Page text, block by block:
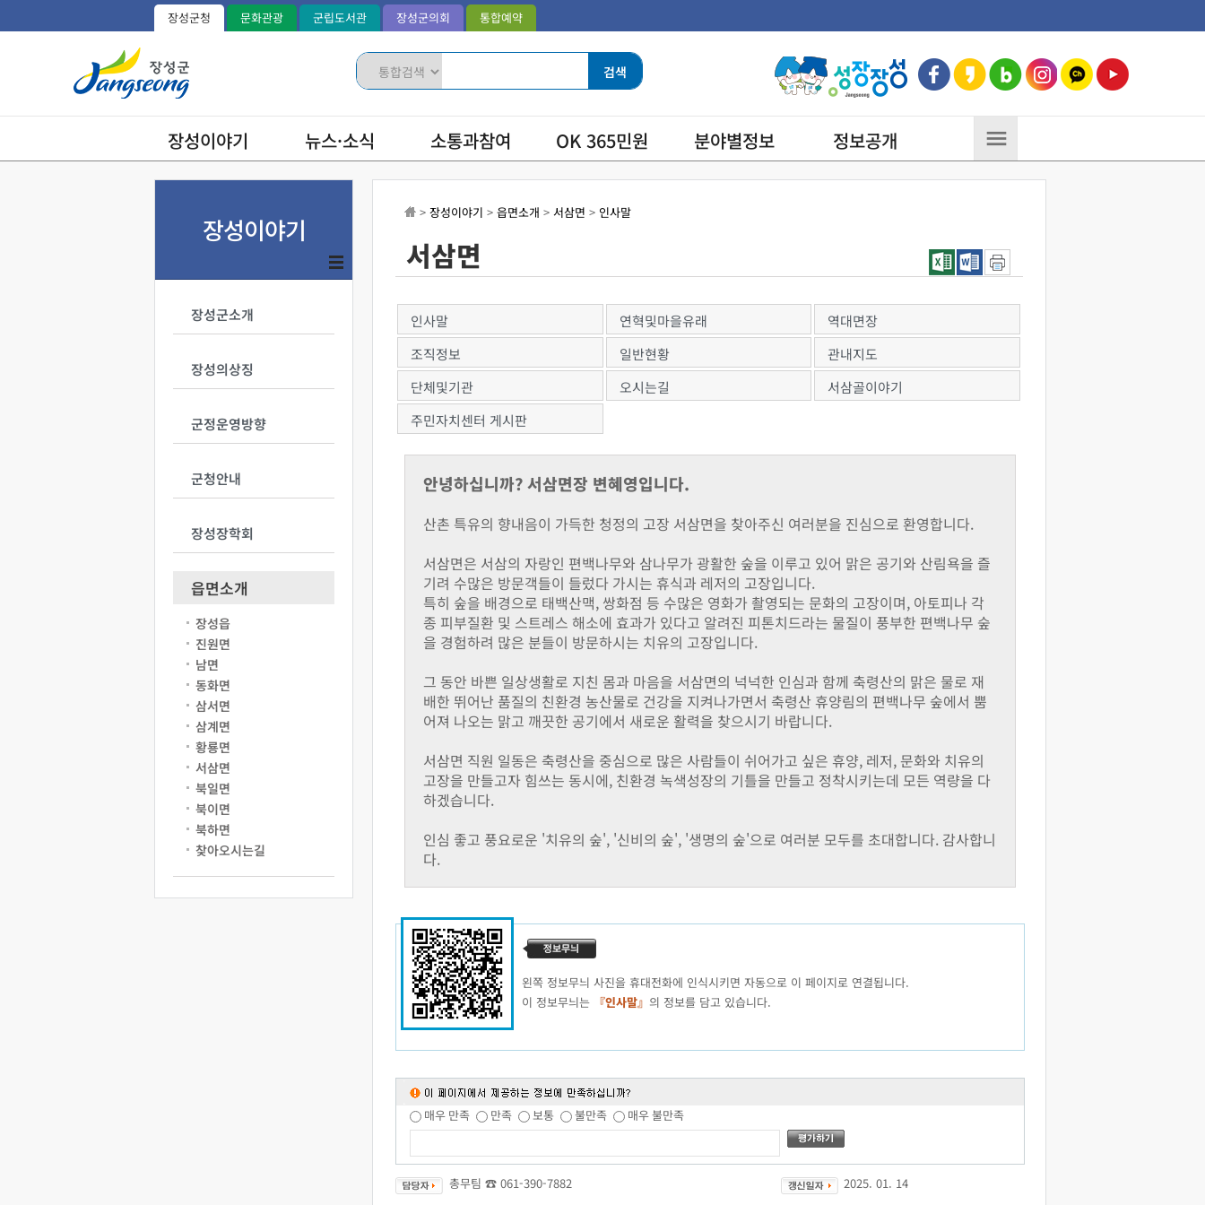
장성군청 문화관광 군립도서관 장성군의회 통합예약
장성이야기 뉴스·소식 소통과참여 OK 365민원 분야별정보 정보공개
장성이야기
장성군소개
장성의상징
군정운영방향
군청안내
장성장학회
읍면소개
장성읍
진원면
남면
동화면
삼서면
삼계면
황룡면
서삼면
북일면
북이면
북하면
찾아오시는길
> 장성이야기 > 읍면소개 > 서삼면 > 인사말
서삼면
인사말 연혁및마을유래
역대면장
조직정보
일반현황
관내지도
단체및기관
오시는길
서삼골이야기
주민자치센터 게시판
안녕하십니까? 서삼면장 변혜영입니다.
산촌 특유의 향내음이 가득한 청정의 고장 서삼면을 찾아주신 여러분을 진심으로 환영합니다.
서삼면은 서삼의 자랑인 편백나무와 삼나무가 광활한 숲을 이루고 있어 맑은 공기와 산림욕을 즐
기려 수많은 방문객들이 들렀다 가시는 휴식과 레저의 고장입니다.
특히 숲을 배경으로 태백산맥, 쌍화점 등 수많은 영화가 촬영되는 문화의 고장이며, 아토피나 각
종 피부질환 및 스트레스 해소에 효과가 있다고 알려진 피톤치드라는 물질이 풍부한 편백나무 숲
을 경험하려 많은 분들이 방문하시는 치유의 고장입니다.
그 동안 바쁜 일상생활로 지친 몸과 마음을 서삼면의 넉넉한 인심과 함께 축령산의 맑은 물로 재
배한 뛰어난 품질의 친환경 농산물로 건강을 지켜나가면서 축령산 휴양림의 편백나무 숲에서 뿜
어져 나오는 맑고 깨끗한 공기에서 새로운 활력을 찾으시기 바랍니다.
서삼면 직원 일동은 축령산을 중심으로 많은 사람들이 쉬어가고 싶은 휴양, 레저, 문화와 치유의
고장을 만들고자 힘쓰는 동시에, 친환경 녹색성장의 기틀을 만들고 정착시키는데 모든 역량을 다
하겠습니다.
인심 좋고 풍요로운 '치유의 숲', '신비의 숲', '생명의 숲'으로 여러분 모두를 초대합니다. 감사합니
다.
왼쪽 정보무늬 사진을 휴대전화에 인식시키면 자동으로 이 페이지로 연결됩니다.
이 정보무늬는 『인사말』 의 정보를 담고 있습니다.
매우 만족 만족 보통 불만족 매우 불만족
총무팀 ☎ 061-390-7882 2025. 01. 14